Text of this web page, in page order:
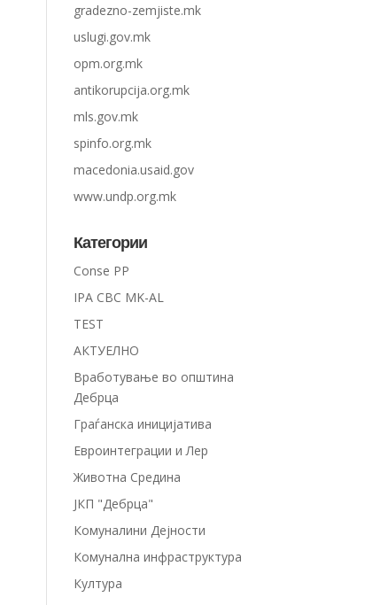
gradezno-zemjiste.mk
uslugi.gov.mk
opm.org.mk
antikorupcija.org.mk
mls.gov.mk
spinfo.org.mk
macedonia.usaid.gov
www.undp.org.mk
Категории
Conse PP
IPA CBC MK-AL
TEST
АКТУЕЛНО
Вработување во општина
Дебрца
Граѓанска иницијатива
Евроинтеграции и Лер
Животна Средина
ЈКП "Дебрца"
Комуналини Дејности
Комунална инфраструктура
Култура